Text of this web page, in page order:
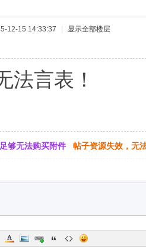
12-15 14:33:37 显示全部楼层
法言表！
够无法购买附件 帖子资源失效，无